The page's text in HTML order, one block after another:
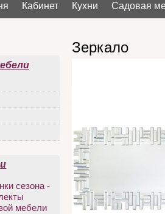
Кабинет Кухни Садовая
Зеркало
сезона -
мебели